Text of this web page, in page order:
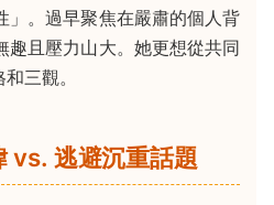
」。過早聚焦在嚴肅的個人背
趣且壓力山大。她更想從共同
三觀。
vs. 逃避沉重話題